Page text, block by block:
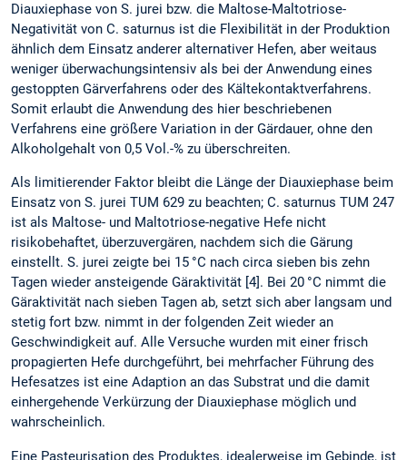
Diauxiephase von S. jurei bzw. die Maltose-Maltotriose-
Negativität von C. saturnus ist die Flexibilität in der Produktion
ähnlich dem Einsatz anderer alternativer Hefen, aber weitaus
weniger überwachungsintensiv als bei der Anwendung eines
gestoppten Gärverfahrens oder des Kältekontaktverfahrens.
Somit erlaubt die Anwendung des hier beschriebenen
Verfahrens eine größere Variation in der Gärdauer, ohne den
Alkoholgehalt von 0,5 Vol.-% zu überschreiten.
Als limitierender Faktor bleibt die Länge der Diauxiephase beim
Einsatz von S. jurei TUM 629 zu beachten; C. saturnus TUM 247
ist als Maltose- und Maltotriose-negative Hefe nicht
risikobehaftet, überzuvergären, nachdem sich die Gärung
einstellt. S. jurei zeigte bei 15 °C nach circa sieben bis zehn
Tagen wieder ansteigende Gäraktivität [4]. Bei 20 °C nimmt die
Gäraktivität nach sieben Tagen ab, setzt sich aber langsam und
stetig fort bzw. nimmt in der folgenden Zeit wieder an
Geschwindigkeit auf. Alle Versuche wurden mit einer frisch
propagierten Hefe durchgeführt, bei mehrfacher Führung des
Hefesatzes ist eine Adaption an das Substrat und die damit
einhergehende Verkürzung der Diauxiephase möglich und
wahrscheinlich.
Eine Pasteurisation des Produktes, idealerweise im Gebinde, ist